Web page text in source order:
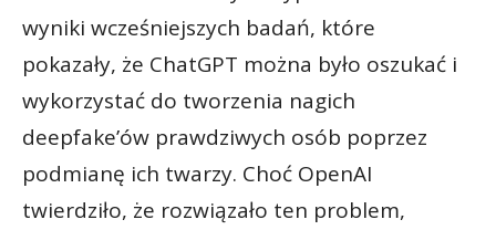
wyniki wcześniejszych badań, które
pokazały, że ChatGPT można było oszukać i
wykorzystać do tworzenia nagich
deepfake’ów prawdziwych osób poprzez
podmianę ich twarzy. Choć OpenAI
twierdziło, że rozwiązało ten problem,